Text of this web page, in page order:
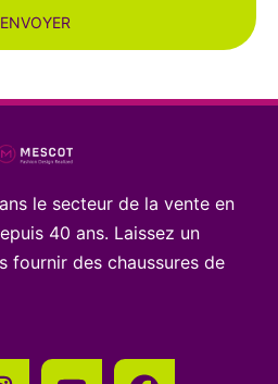
ENVOYER
le secteur de la vente en
40 ans. Laissez un
fournir des chaussures de